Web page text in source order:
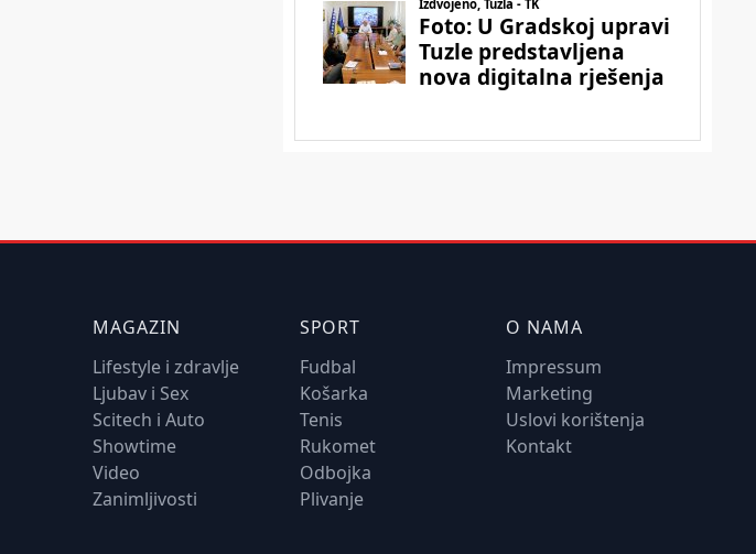
MAGAZIN
Lifestyle i zdravlje
Ljubav i Sex
Scitech i Auto
Showtime
Video
Zanimljivosti
SPORT
Fudbal
Košarka
Tenis
Rukomet
Odbojka
Plivanje
O NAMA
Impressum
Marketing
Uslovi korištenja
Kontakt